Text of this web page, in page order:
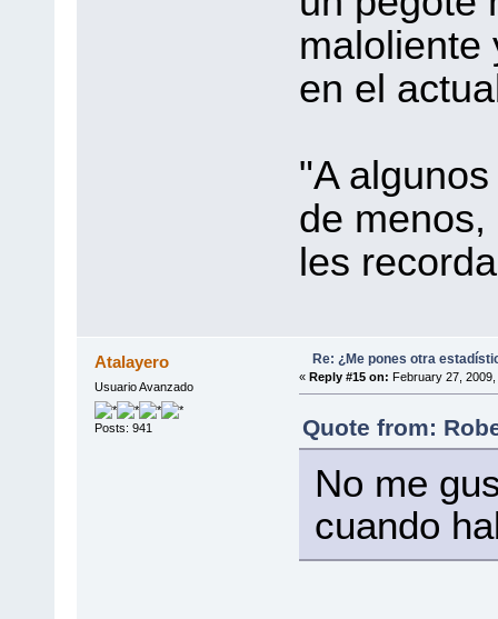
maloliente
en el
"A
de
les
Atalayero
Usuario Avanzado
Posts: 941
Re: ¿Me pones otra
« Reply #15 on: February 27,
Quote from:
No me
cuando